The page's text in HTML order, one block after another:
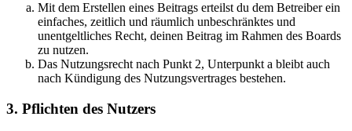
Mit dem Erstellen eines Beitrags erteilst du dem Betreiber ein
einfaches, zeitlich und räumlich unbeschränktes und
unentgeltliches Recht, deinen Beitrag im Rahmen des Boards
zu nutzen.
Das Nutzungsrecht nach Punkt 2, Unterpunkt a bleibt auch
nach Kündigung des Nutzungsvertrages bestehen.
3. Pflichten des Nutzers